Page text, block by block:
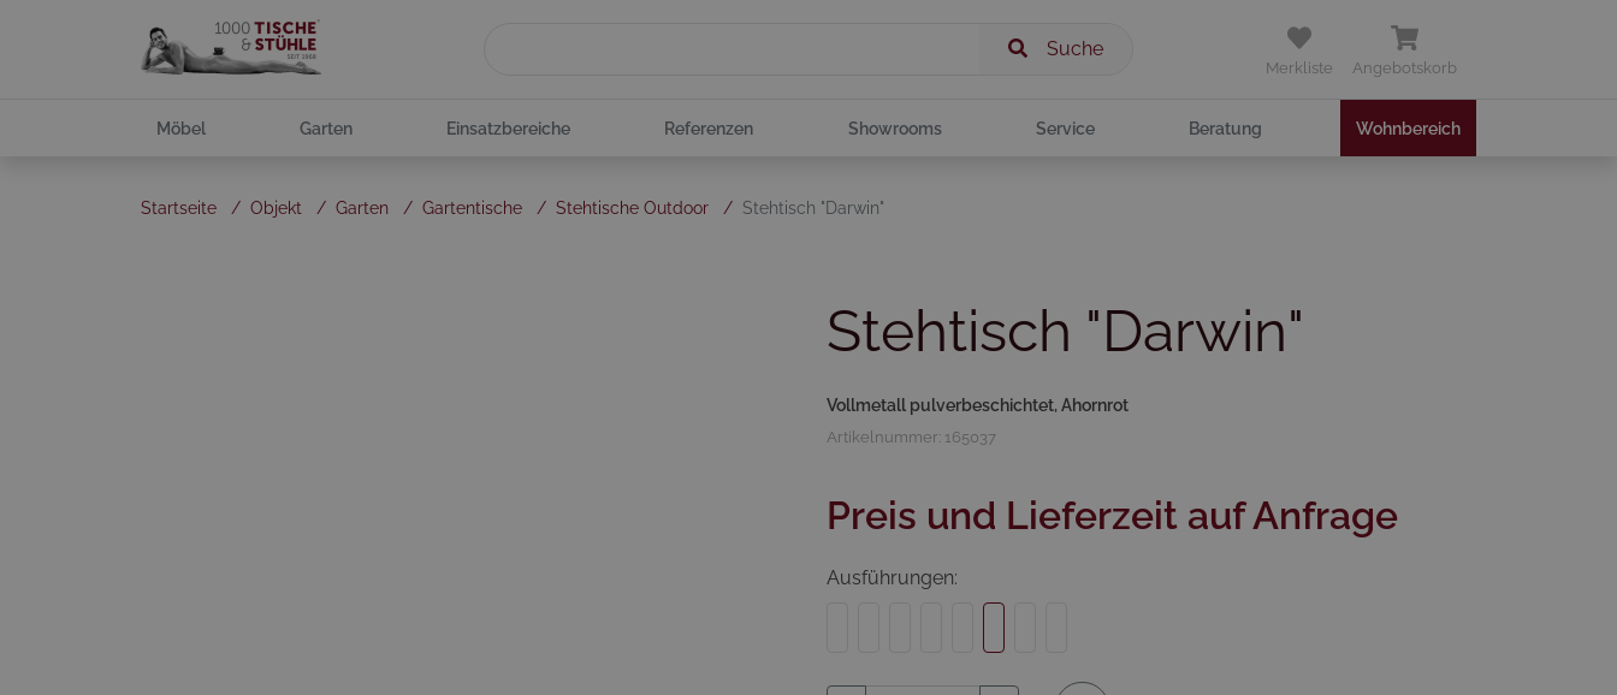
Merkliste Angebotskorb
Suche
Möbel Garten Einsatzbereiche Referenzen Showrooms Service Beratung Wohnbereich
Startseite / Objekt / Garten / Gartentische / Stehtische Outdoor / Stehtisch "Darwin"
Stehtisch "Darwin"
Vollmetall pulverbeschichtet, Ahornrot
Artikelnummer: 165037
Preis und Lieferzeit auf Anfrage
Ausführungen: